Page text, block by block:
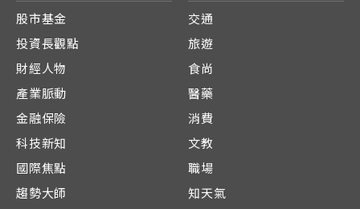
股市基金
投資長觀點
財經人物
產業脈動
金融保險
科技新知
國際焦點
趨勢大師
交通
旅遊
食尚
醫藥
消費
文教
職場
知天氣